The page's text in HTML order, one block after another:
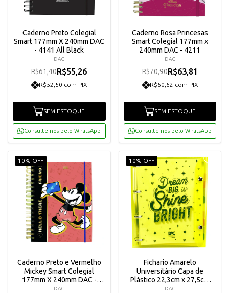
Caderno Preto Colegial
Smart 177mm X 240mm DAC
- 4141 All Black
DAC
R$61,40R$55,26
R$52,50 com PIX
SEM ESTOQUE
Consulte-nos pelo WhatsApp
Caderno Rosa Princesas
Smart Colegial 177mm x
240mm DAC - 4211
DAC
R$70,90R$63,81
R$60,62 com PIX
SEM ESTOQUE
Consulte-nos pelo WhatsApp
10% OFF
Caderno Preto e Vermelho
Mickey Smart Colegial
177mm X 240mm DAC -
4193
DAC
10% OFF
Fichario Amarelo
Universitário Capa de
Plástico 22,3cm x 27,5cm
Color Bubble - 3865
DAC